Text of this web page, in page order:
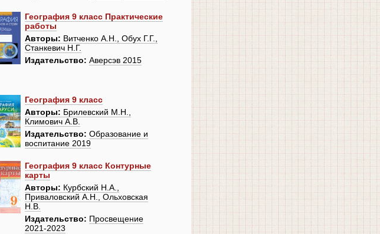
География 9 класс Практические
работы
Авторы: Витченко А.Н., Обух Г.Г.,
Станкевич Н.Г.
Издательство: Аверсэв 2015
География 9 класс
Авторы: Брилевский М.Н.,
Климович А.В.
Издательство: Образование и
воспитание 2019
География 9 класс Контурные
карты
Авторы: Курбский Н.А.,
Приваловский А.Н., Ольховская
Н.В.
Издательство: Просвещение
2021-2023